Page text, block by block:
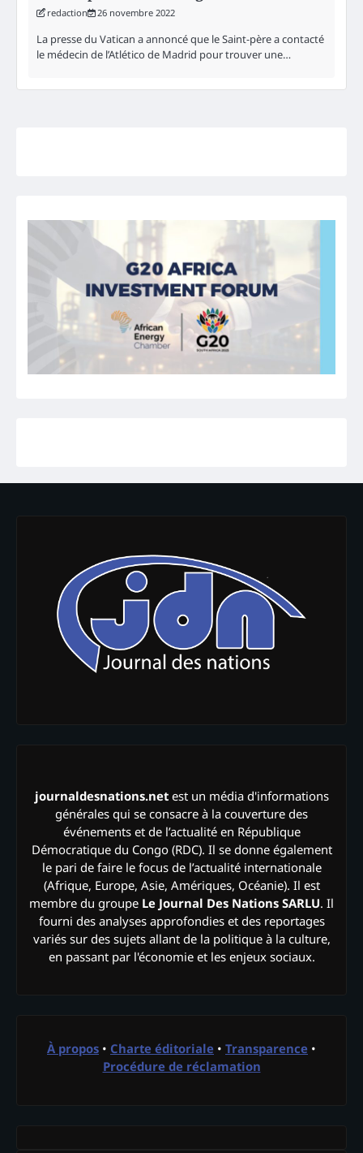
redaction 26 novembre 2022
La presse du Vatican a annoncé que le Saint-père a contacté
le médecin de l’Atlético de Madrid pour trouver une…
journaldesnations.netest un média d'informations
générales qui se consacre à la couverture des
événements et de l’actualité en République
Démocratique du Congo (RDC). Il se donne également
le pari de faire le focus de l’actualité internationale
(Afrique, Europe, Asie, Amériques, Océanie). Il est
membre du groupe Le Journal Des Nations SARLU. Il
fourni des analyses approfondies et des reportages
variés sur des sujets allant de la politique à la culture,
en passant par l'économie et les enjeux sociaux.
À propos • Charte éditoriale • Transparence •
Procédure de réclamation